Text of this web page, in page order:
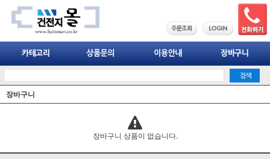
장바구니
장바구니 상품이 없습니다.